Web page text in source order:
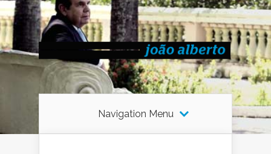
Navigation Menu